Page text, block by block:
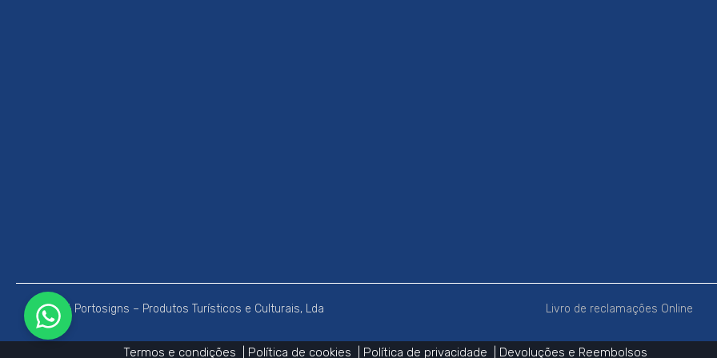
© 2026 Portosigns – Produtos Turísticos e Culturais, Lda Livro de reclamações Online
Termos e condições Política de cookies Política de privacidade | Devoluções e Reembolsos